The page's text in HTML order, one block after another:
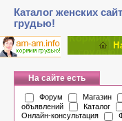
Каталог женских
грудью!
На сайте есть
Форум Магазин
объявлений
Каталог
Онлайн-консультация